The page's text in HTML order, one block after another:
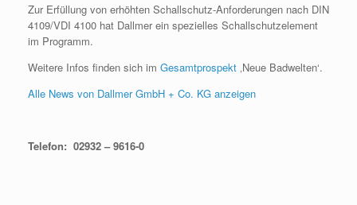
Zur Erfüllung von erhöhten Schallschutz-Anforderungen nach DIN
4109/VDI 4100 hat Dallmer ein spezielles Schallschutzelement
im Programm.
Weitere Infos finden sich im Gesamtprospekt ‚Neue Badwelten‘.
Alle News von Dallmer GmbH + Co. KG anzeigen
Telefon: 02932 – 9616-0